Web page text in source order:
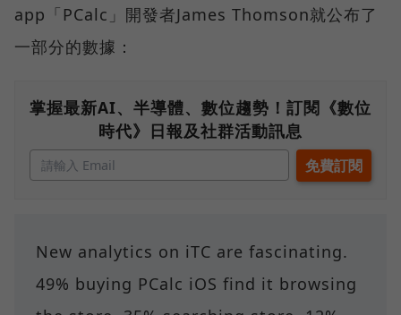
app「PCalc」開發者James Thomson就公布了
一部分的數據：
掌握最新AI、半導體、數位趨勢！訂閱《數位
時代》日報及社群活動訊息
New analytics on iTC are fascinating.
49% buying PCalc iOS find it browsing